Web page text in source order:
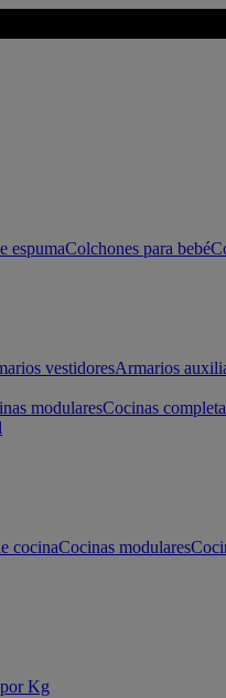
espumaColchones para bebé
vestidoresArmarios
modularesCocinas
cocinaCocinas modulares
Kg